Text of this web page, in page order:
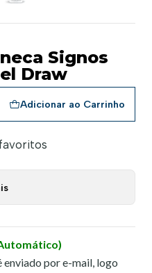
Signos
Draw
Adicionar ao Carrinho
por e-mail, logo